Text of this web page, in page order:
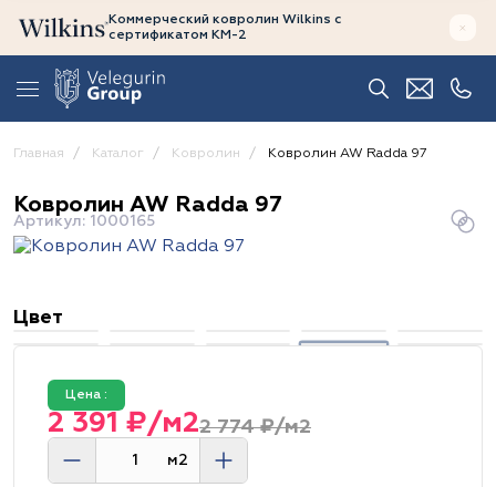
Коммерческий ковролин Wilkins с
сертификатом КМ-2
Главная Каталог Ковролин Ковролин AW Radda 97
Ковролин AW Radda 97
Артикул: 1000165
Цвет
Цена :
2 774 ₽/м2
2 391 ₽/м2
м2